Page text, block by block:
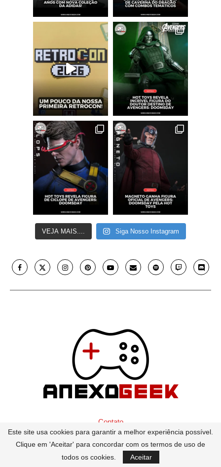
VEJA MAIS.... Siga Nosso Instagram
Contato
@2017 - 2026 - Anexo Geek. - All Right Reserved -
contato@anexogeek.com
Este site usa cookies para garantir a melhor experiência possível.
Clique em 'Aceitar' para concordar com os termos de uso de
todos os cookies.
Aceitar